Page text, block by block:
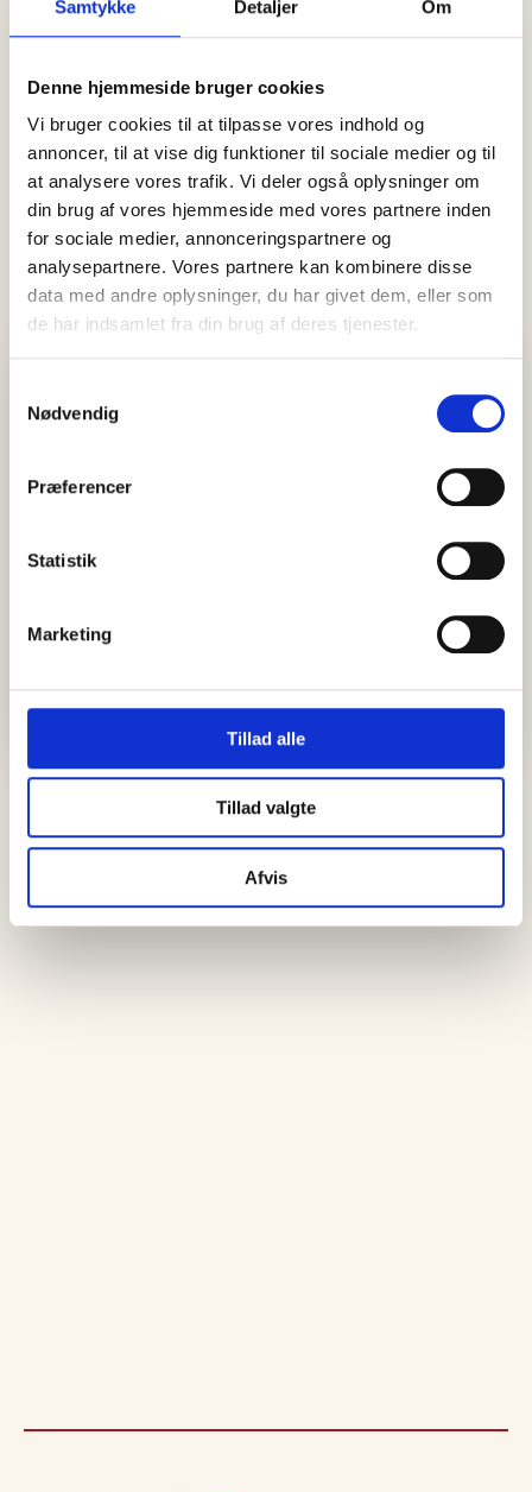
Samtykke Detaljer Om
Denne hjemmeside bruger cookies
Vi bruger cookies til at tilpasse vores indhold og
annoncer, til at vise dig funktioner til sociale medier og til
at analysere vores trafik. Vi deler også oplysninger om
din brug af vores hjemmeside med vores partnere inden
for sociale medier, annonceringspartnere og
analysepartnere. Vores partnere kan kombinere disse
data med andre oplysninger, du har givet dem, eller som
de har indsamlet fra din brug af deres tjenester.
Nødvendig
Præferencer
Statistik
Marketing
Tillad alle
Tillad valgte
Afvis
05 august, 2026 Nyheder
NÜ Skagen fejrer 25 år – og Stina
har været med hele vejen
I et kvart århundrede har NÜ været en del af butikslivet i
Skagen. Denne uge fejrer modebutikken sit 25-års jubilæum…
Oplev events i Vendsyssel
events.